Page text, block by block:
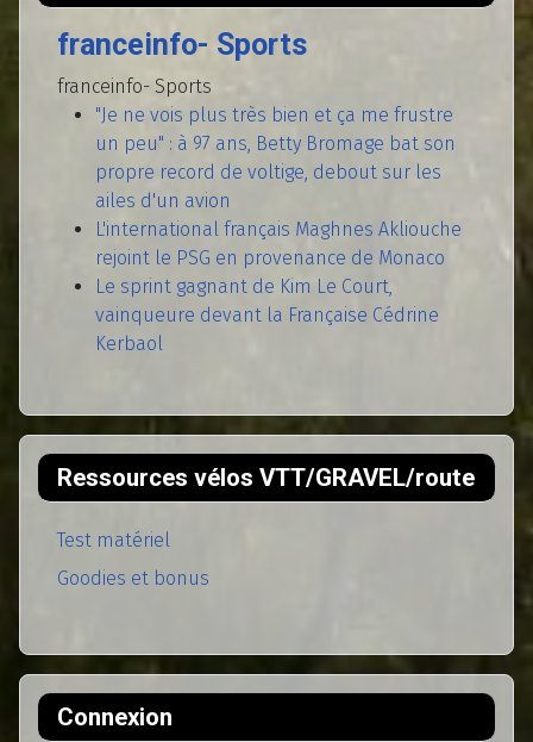
franceinfo- Sports
franceinfo- Sports
"Je ne vois plus très bien et ça me frustre
un peu" : à 97 ans, Betty Bromage bat son
propre record de voltige, debout sur les
ailes d'un avion
L'international français Maghnes Akliouche
rejoint le PSG en provenance de Monaco
Le sprint gagnant de Kim Le Court,
vainqueure devant la Française Cédrine
Kerbaol
Ressources vélos VTT/GRAVEL/route
Test matériel
Goodies et bonus
Connexion